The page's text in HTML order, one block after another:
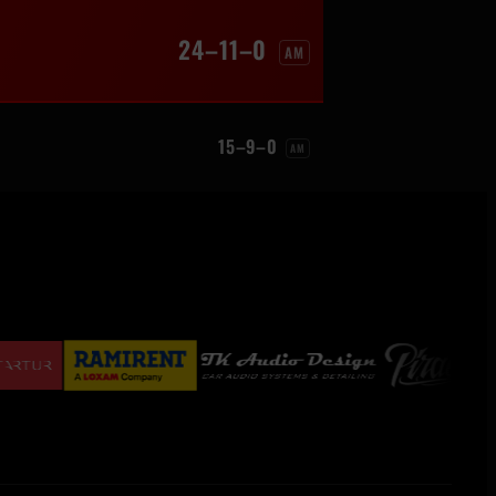
24–11–0 AM
15–9–0 AM